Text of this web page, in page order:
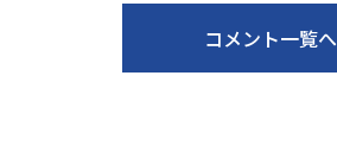
コメント一覧へ